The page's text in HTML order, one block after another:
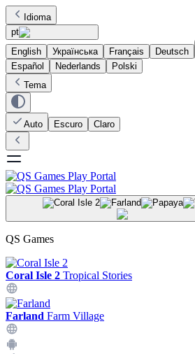
Idioma
pt
English
Українська Français Deutsch
Español
Nederlands
Polski
Tema
Auto Escuro Claro
QS Games
Coral Isle 2 Tropical Stories
Farland Farm Village